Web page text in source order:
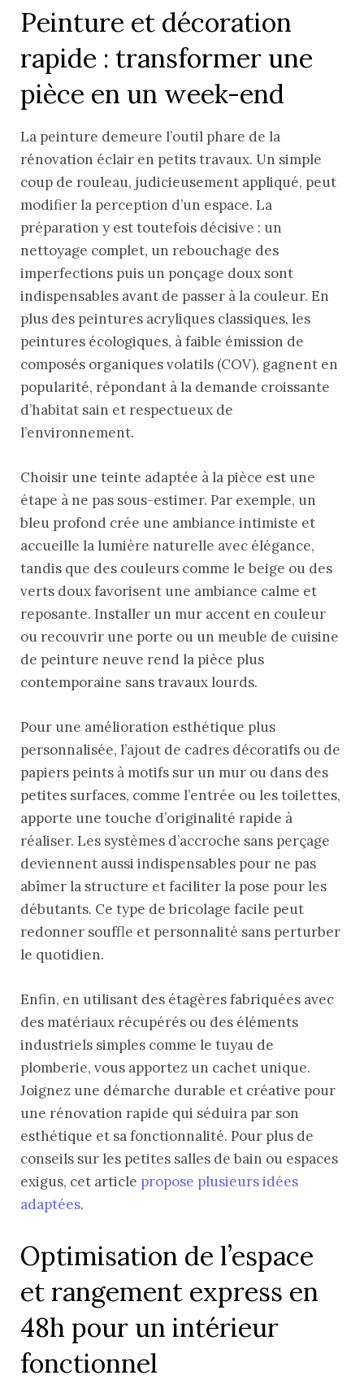
Peinture et décoration
rapide : transformer une
pièce en un week-end
La peinture demeure l’outil phare de la
rénovation éclair en petits travaux. Un simple
coup de rouleau, judicieusement appliqué, peut
modifier la perception d’un espace. La
préparation y est toutefois décisive : un
nettoyage complet, un rebouchage des
imperfections puis un ponçage doux sont
indispensables avant de passer à la couleur. En
plus des peintures acryliques classiques, les
peintures écologiques, à faible émission de
composés organiques volatils (COV), gagnent en
popularité, répondant à la demande croissante
d’habitat sain et respectueux de
l’environnement.
Choisir une teinte adaptée à la pièce est une
étape à ne pas sous-estimer. Par exemple, un
bleu profond crée une ambiance intimiste et
accueille la lumière naturelle avec élégance,
tandis que des couleurs comme le beige ou des
verts doux favorisent une ambiance calme et
reposante. Installer un mur accent en couleur
ou recouvrir une porte ou un meuble de cuisine
de peinture neuve rend la pièce plus
contemporaine sans travaux lourds.
Pour une amélioration esthétique plus
personnalisée, l’ajout de cadres décoratifs ou de
papiers peints à motifs sur un mur ou dans des
petites surfaces, comme l’entrée ou les toilettes,
apporte une touche d’originalité rapide à
réaliser. Les systèmes d’accroche sans perçage
deviennent aussi indispensables pour ne pas
abîmer la structure et faciliter la pose pour les
débutants. Ce type de bricolage facile peut
redonner souffle et personnalité sans perturber
le quotidien.
Enfin, en utilisant des étagères fabriquées avec
des matériaux récupérés ou des éléments
industriels simples comme le tuyau de
plomberie, vous apportez un cachet unique.
Joignez une démarche durable et créative pour
une rénovation rapide qui séduira par son
esthétique et sa fonctionnalité. Pour plus de
conseils sur les petites salles de bain ou espaces
exigus, cet article propose plusieurs idées
adaptées.
Optimisation de l’espace
et rangement express en
48h pour un intérieur
fonctionnel